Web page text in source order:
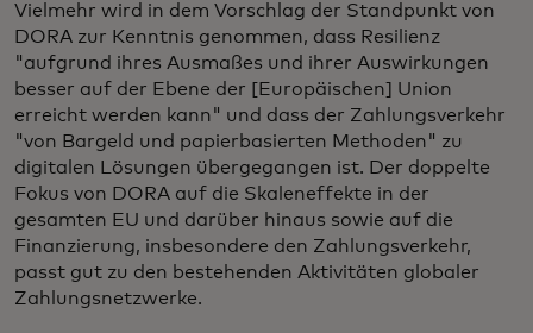
Vielmehr wird in dem Vorschlag der Standpunkt von
DORA zur Kenntnis genommen, dass Resilienz
"aufgrund ihres Ausmaßes und ihrer Auswirkungen
besser auf der Ebene der [Europäischen] Union
erreicht werden kann" und dass der Zahlungsverkehr
"von Bargeld und papierbasierten Methoden" zu
digitalen Lösungen übergegangen ist. Der doppelte
Fokus von DORA auf die Skaleneffekte in der
gesamten EU und darüber hinaus sowie auf die
Finanzierung, insbesondere den Zahlungsverkehr,
passt gut zu den bestehenden Aktivitäten globaler
Zahlungsnetzwerke.